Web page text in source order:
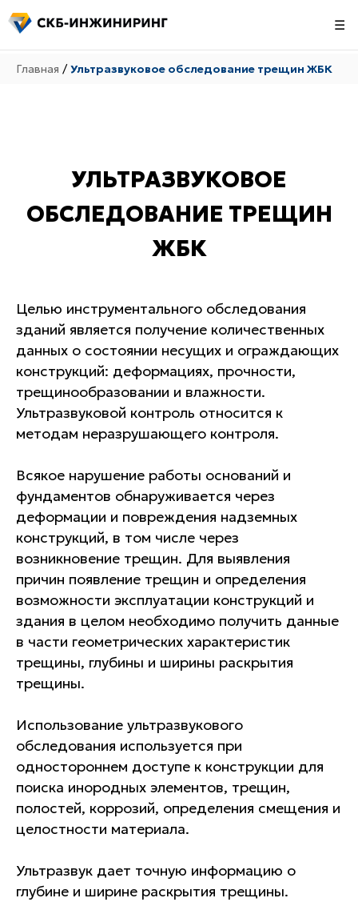
☰
Главная /Ультразвуковое обследование трещин ЖБК
ЖБК
Целью инструментального обследования
зданий является получение количественных
данных о состоянии несущих и ограждающих
конструкций: деформациях, прочности,
трещинообразовании и влажности.
Ультразвуковой контроль относится к
методам неразрушающего контроля.
Всякое нарушение работы оснований и
фундаментов обнаруживается через
деформации и повреждения надземных
конструкций, в том числе через
возникновение трещин. Для выявления
причин появление трещин и определения
возможности эксплуатации конструкций и
здания в целом необходимо получить данные
в части геометрических характеристик
трещины, глубины и ширины раскрытия
трещины.
Использование ультразвукового
обследования используется при
одностороннем доступе к конструкции для
поиска инородных элементов, трещин,
полостей, коррозий, определения смещения и
целостности материала.
Ультразвук дает точную информацию о
глубине и ширине раскрытия трещины.